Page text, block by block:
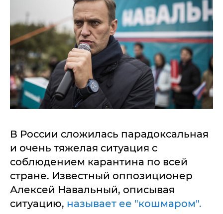
В России сложилась парадоксальная
и очень тяжелая ситуация с
соблюдением карантина по всей
стране. Известный оппозиционер
Алексей Навальный, описывая
ситуацию, называет ее "кошмаром".